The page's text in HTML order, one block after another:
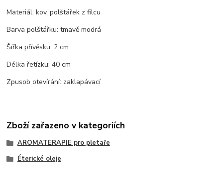
Materiál: kov, polštářek z filcu
Barva polštářku: tmavě modrá
Šířka přívěsku: 2 cm
Délka řetízku: 40 cm
Zpusob otevírání: zaklapávací
Zboží zařazeno v kategoriích
AROMATERAPIE pro pletaře
Éterické oleje